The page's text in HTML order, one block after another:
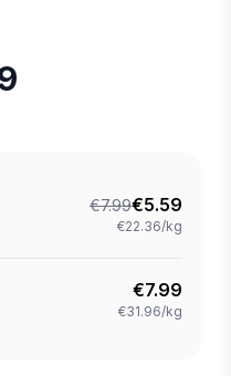
€7.99€5.59
€22.36/kg
€7.99
€31.96/kg